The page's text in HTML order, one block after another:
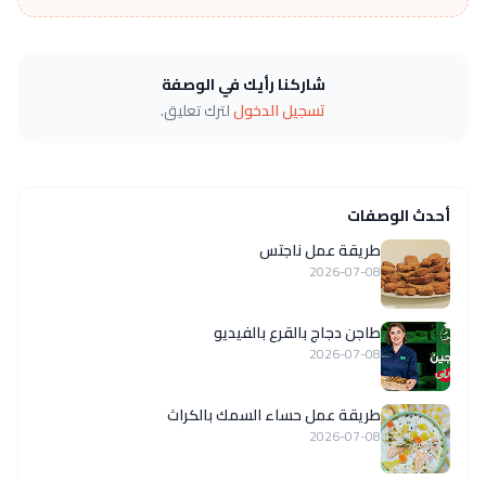
شاركنا رأيك في الوصفة
تسجيل الدخوللترك تعليق.
أحدث الوصفات
طريقة عمل ناجتس
2026-07-08
طاجن دجاج بالقرع بالفيديو
2026-07-08
طريقة عمل حساء السمك بالكراث
2026-07-08